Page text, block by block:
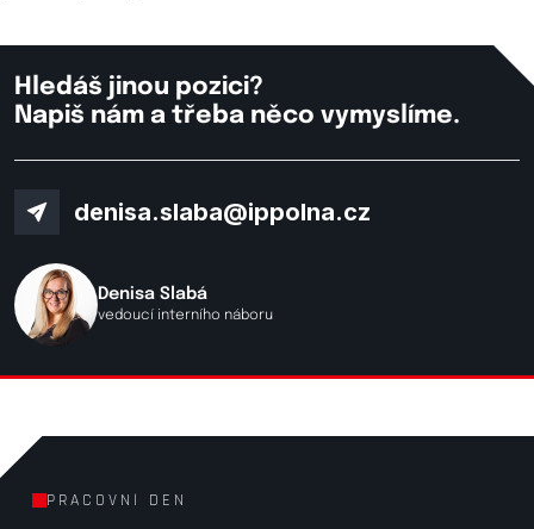
Hledáš jinou pozici?
Napiš nám a třeba něco vymyslíme.
denisa.slaba@ippolna.cz
Denisa Slabá
vedoucí interního náboru
PRACOVNÍ DEN